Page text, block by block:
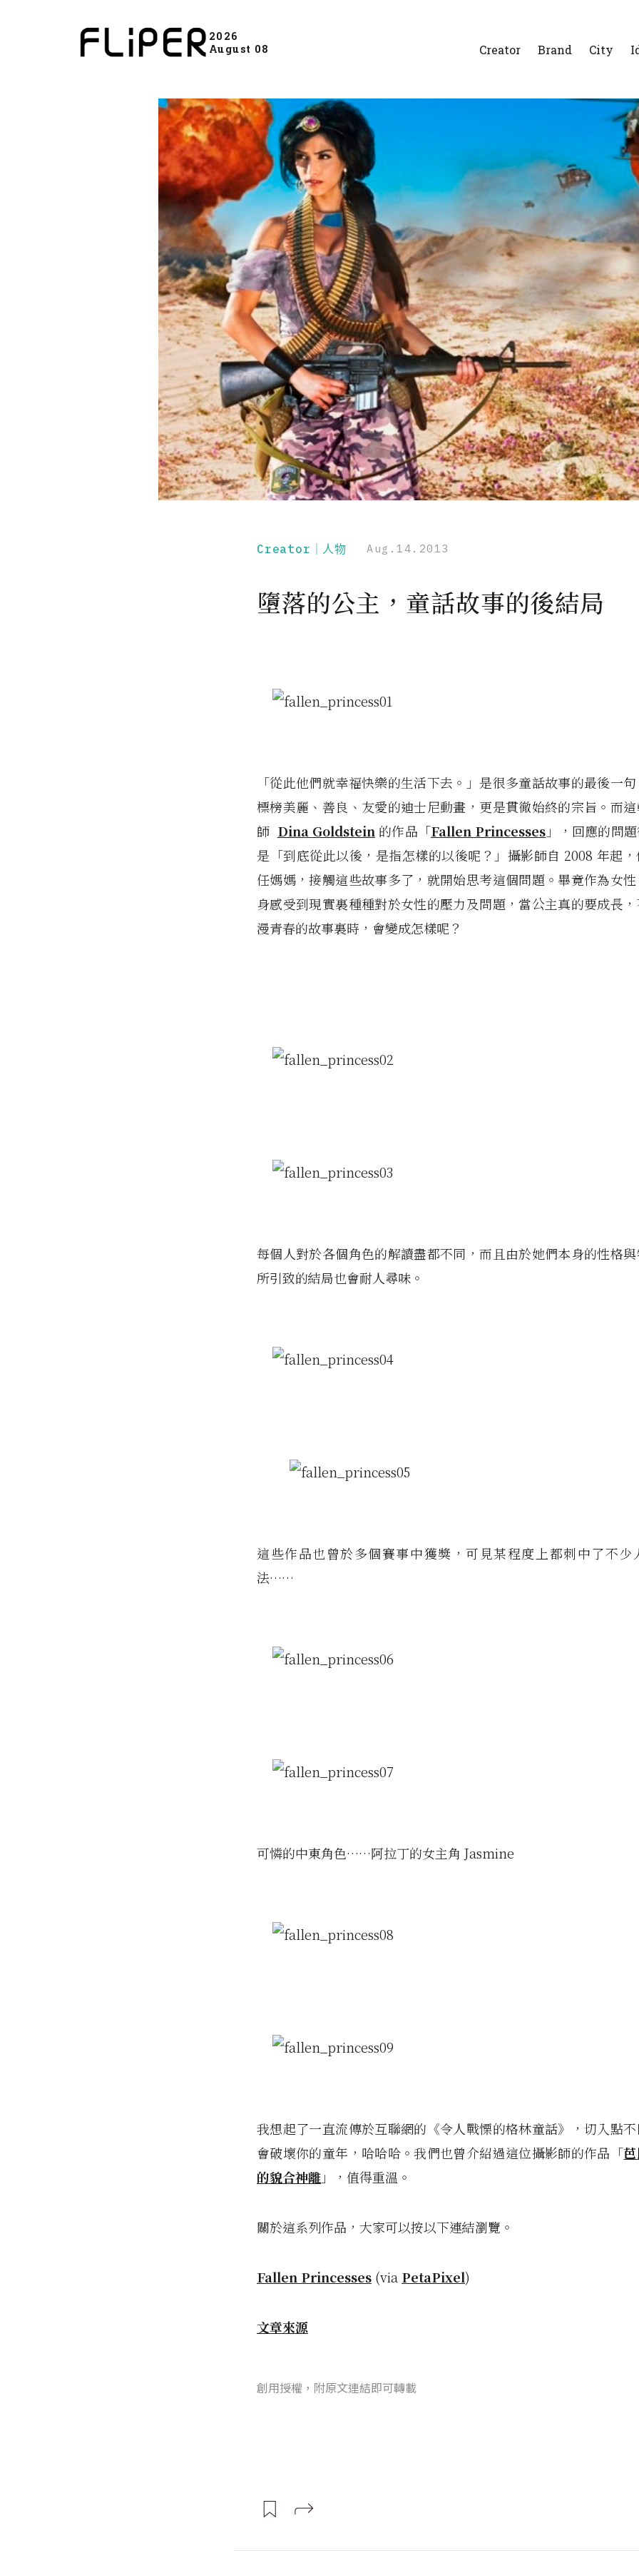
2026
August 08
Creator Brand City
Creator｜人物 Aug.14.2013
墮落的公主，童話故事的後結局
「從此他們就幸福快樂的生活下去。」是很多童話故事的最後一
標榜美麗、善良、友愛的迪士尼動畫，更是貫徹始終的宗旨。而
師 Dina Goldstein 的作品「Fallen Princesses 」，回應的問
是「到底從此以後，是指怎樣的以後呢？」攝影師自 2008 年起
任媽媽，接觸這些故事多了，就開始思考這個問題。畢竟作為女
身感受到現實裏種種對於女性的壓力及問題，當公主真的要成長
漫青春的故事裏時，會變成怎樣呢？
每個人對於各個角色的解讀盡都不同，而且由於她們本身的性格
所引致的結局也會耐人尋味。
這些作品也曾於多個賽事中獲獎，可見某程度上都刺中了不少
法……
可憐的中東角色……阿拉丁的女主角 Jasmine
我想起了一直流傳於互聯網的《令人戰慄的格林童話》，切入點
會破壞你的童年，哈哈哈。我們也曾介紹過這位攝影師的作品「
的貌合神離」，值得重溫。
關於這系列作品，大家可以按以下連結瀏覽。
Fallen Princesses (via PetaPixel)
文章來源
創用授權，附原文連結即可轉載